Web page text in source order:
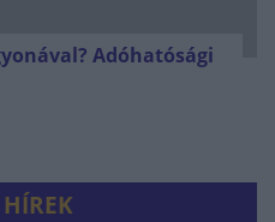
Adóhatósági
HÍREK